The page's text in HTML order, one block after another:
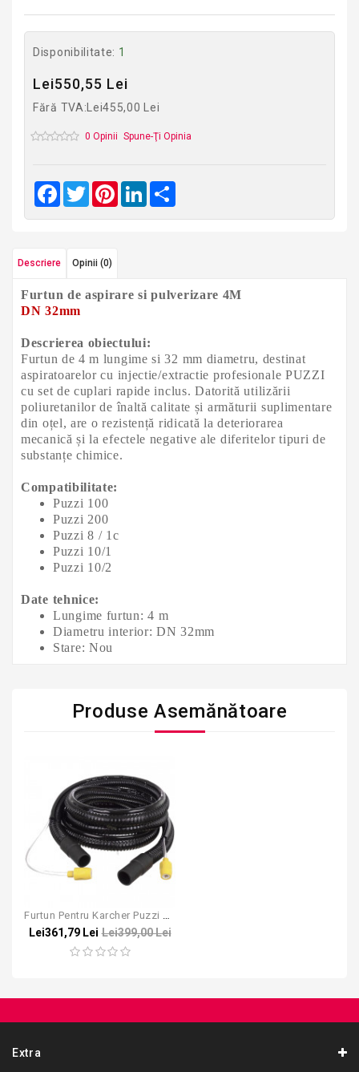
Disponibilitate: 1
Lei550,55 Lei
Fără TVA:Lei455,00 Lei
0 Opinii Spune-Ţi Opinia
Facebook
TwitterPinterestLinkedIn
Descriere Opinii (0)
Furtun de aspirare si pulverizare 4M
DN 32mm
Descrierea obiectului:
Furtun de 4 m lungime si 32 mm diametru, destinat
aspiratoarelor cu injectie/extractie profesionale PUZZI
cu set de cuplari rapide inclus.Datorită utilizării
poliuretanilor de înaltă calitate și armăturii suplimentare
din oțel, are o rezistență ridicată la deteriorarea
mecanică și la efectele negative ale diferitelor tipuri de
substanțe chimice.
Compatibilitate:
Puzzi 100
Puzzi 200
Puzzi 8 / 1c
Puzzi 10/1
Puzzi 10/2
Date tehnice:
Lungime furtun: 4 m
Diametru interior: DN 32mm
Stare: Nou
Produse Asemănătoare
Furtun Pentru Karcher Puzzi 2.5m
Lei361,79 Lei Lei399,00 Lei
Extra